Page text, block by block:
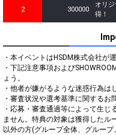
2 300000
オリ
得！
・本イベントはHSDM株式会社が
・下記注意事項および
ょう。
・他者が嫌がるような迷惑行為は
・審査状況や選考基準に関するお
・応募・審査通過等によって生
ません。特典の対象は獲得したル
以外の方(グループ全体、グルー